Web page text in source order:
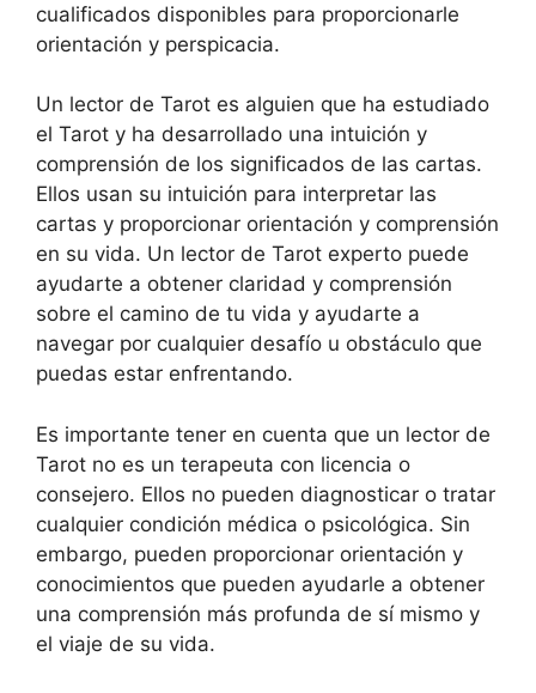
cualificados disponibles para proporcionarle
orientación y perspicacia.
Un lector de Tarot es alguien que ha estudiado
el Tarot y ha desarrollado una intuición y
comprensión de los significados de las cartas.
Ellos usan su intuición para interpretar las
cartas y proporcionar orientación y comprensión
en su vida. Un lector de Tarot experto puede
ayudarte a obtener claridad y comprensión
sobre el camino de tu vida y ayudarte a
navegar por cualquier desafío u obstáculo que
puedas estar enfrentando.
Es importante tener en cuenta que un lector de
Tarot no es un terapeuta con licencia o
consejero. Ellos no pueden diagnosticar o tratar
cualquier condición médica o psicológica. Sin
embargo, pueden proporcionar orientación y
conocimientos que pueden ayudarle a obtener
una comprensión más profunda de sí mismo y
el viaje de su vida.